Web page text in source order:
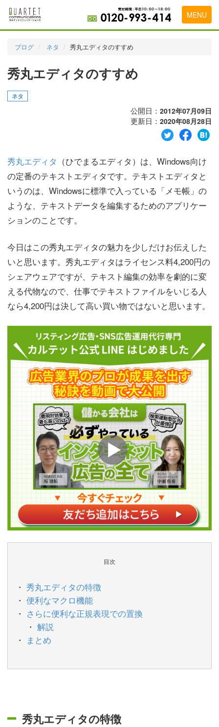
MENU
実績・お客様の声
初めて導入をお考えの方
お申し込みから運用開始までの流れ
会社概要
お問い合わせ
ブログ ネタ 秀丸エディタのすすめ
秀丸エディタのすすめ
ネタ
公開日： 2012年07月09日
更新日： 2020年08月28日
秀丸エディタ （ひでまるエディタ）は、Windows向け
の定番のテキストエディタです。テキストエディタと
いうのは、Windowsに標準で入っている「メモ帳」の
ような、テキストデータを編集するためのアプリケー
ションのことです。
今日はこの秀丸エディタの魅力を少しだけお伝えした
いと思います。秀丸エディタはライセンス料4,200円の
シェアウェアですが、テキスト編集の効率を劇的に変
える代物なので、仕事でテキストファイルをいじる人
なら4,200円は決して高い買い物ではないと思います。
目次
秀丸エディタの特徴
便利なマクロ機能
さらに便利な正規表現での置換
解説
まとめ
秀丸エディタの特徴